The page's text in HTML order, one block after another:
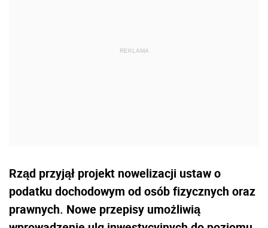
Rząd przyjął projekt nowelizacji ustaw o
podatku dochodowym od osób fizycznych oraz
prawnych. Nowe przepisy umożliwią